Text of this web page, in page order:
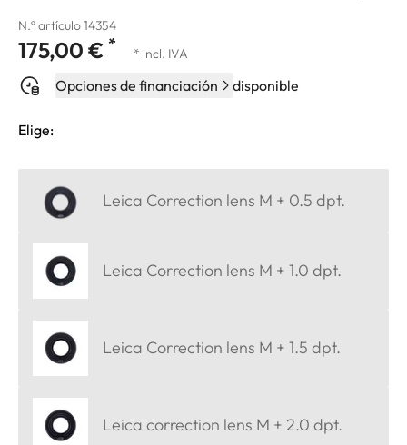
N.º artículo 14354
175,00 € * * incl. IVA
Opciones de financiación disponible
Elige:
Leica Correction lens M + 0.5 dpt.
Leica Correction lens M + 1.0 dpt.
Leica Correction lens M + 1.5 dpt.
Leica correction lens M + 2.0 dpt.